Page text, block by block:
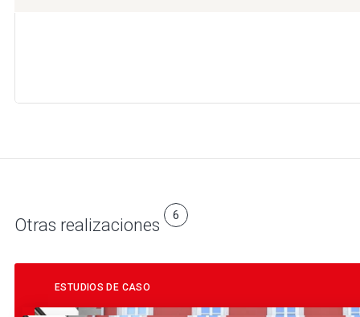
Otras realizaciones 6
ESTUDIOS DE CASO